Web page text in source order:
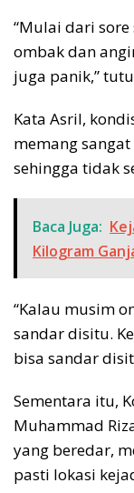
“Mulai dari
ombak dan
juga panik,”
Kata Asril,
memang
sehingga tidak
Baca Juga:
Kilogram
“Kalau musim
sandar disitu.
bisa sandar
Sementara itu,
Muhammad
yang beredar,
pasti lokasi